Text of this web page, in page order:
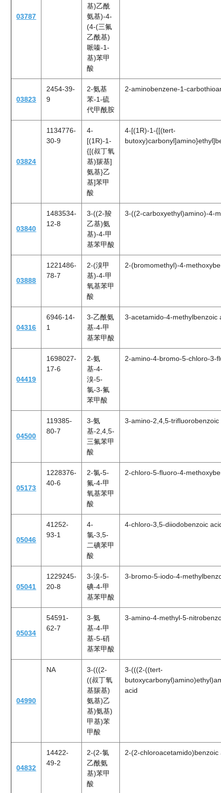
03787
基)乙酰
氨基)-4-
(4-(三氟
乙酰基)
哌嗪-1-
基)苯甲
酸
03823
2454-39-
9
2-氨基
苯-1-硫
代甲酰胺
2-aminobenzene-1-
03824
1134776-
30-9
4-
[(1R)-1-
{[(叔丁氧
基)羰基]
氨基}乙
基]苯甲
酸
4-[(1R)-1-{[(tert-
03840
1483534-
12-8
3-((2-羧
乙基)氨
基)-4-甲
基苯甲酸
3-((2-carboxyethyl)amino)-4-
03888
1221486-
78-7
2-(溴甲
基)-4-甲
氧基苯甲
酸
2-(bromomethyl)-4-
04316
6946-14-
1
3-乙酰氨
基-4-甲
基苯甲酸
3-acetamido-4-methylbenzoic
04419
1698027-
17-6
2-氨
基-4-
溴-5-
氯-3-氟
苯甲酸
2-amino-4-bromo-5-chloro-3-
04500
119385-
80-7
3-氨
基-2,4,5-
三氟苯甲
酸
3-amino-2,4,5-trifluorobenzoic
05173
1228376-
40-6
2-氯-5-
氟-4-甲
氧基苯甲
酸
2-chloro-5-fluoro-4-
05046
41252-
93-1
4-
氯-3,5-
二碘苯甲
酸
4-chloro-3,5-diiodobenzoic
05041
1229245-
20-8
3-溴-5-
碘-4-甲
基苯甲酸
3-bromo-5-iodo-4-
05034
54591-
62-7
3-氨
基-4-甲
基-5-硝
基苯甲酸
3-amino-4-methyl-5-
04990
NA
3-(((2-
((叔丁氧
基羰基)
氨基)乙
基)氨基)
甲基)苯
甲酸
3-(((2-((tert-
acid
04832
14422-
49-2
2-(2-氯
乙酰氨
基)苯甲
酸
2-(2-chloroacetamido)benzoic